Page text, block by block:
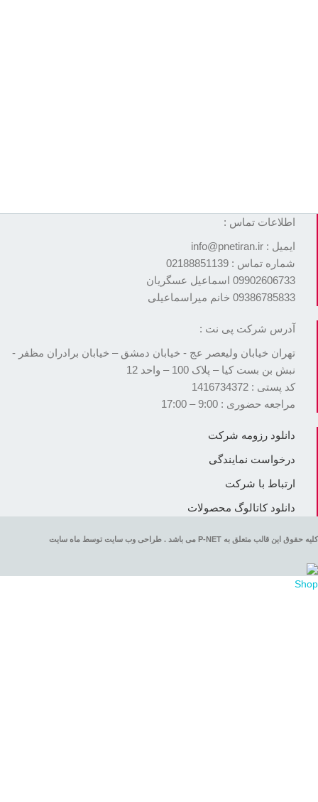
اطلاعات تماس :
ایمیل : info@pnetiran.ir
شماره تماس : 02188851139
09902606733 اسماعیل عسگریان
09386785833 خانم میراسماعیلی
آدرس شرکت پی نت :
تهران خیابان ولیعصر عج - خیابان دمشق – خیابان برادران مظفر -
نبش بن بست کیا – پلاک 100 – واحد 12
کد پستی : 1416734372
مراجعه حضوری : 9:00 – 17:00
دانلود رزومه شرکت
درخواست نمایندگی
ارتباط با شرکت
دانلود کاتالوگ محصولات
کلیه حقوق این قالب متعلق به P-NET می باشد . طراحی وب سایت توسط ماه سایت
Shop